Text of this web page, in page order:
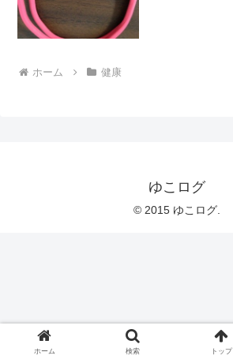
ホーム 健康
ゆこログ
© 2015 ゆこログ.
ホーム 検索 トップ